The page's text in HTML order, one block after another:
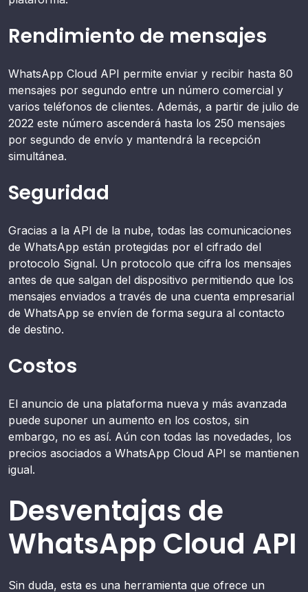
Rendimiento de mensajes
WhatsApp Cloud API permite enviar y recibir hasta 80
mensajes por segundo entre un número comercial y
varios teléfonos de clientes. Además, a partir de julio de
2022 este número ascenderá hasta los 250 mensajes
por segundo de envío y mantendrá la recepción
simultánea.
Seguridad
Gracias a la API de la nube, todas las comunicaciones
de WhatsApp están protegidas por el cifrado del
protocolo Signal. Un protocolo que cifra los mensajes
antes de que salgan del dispositivo permitiendo que los
mensajes enviados a través de una cuenta empresarial
de WhatsApp se envíen de forma segura al contacto
de destino.
Costos
El anuncio de una plataforma nueva y más avanzada
puede suponer un aumento en los costos, sin
embargo, no es así. Aún con todas las novedades, los
precios asociados a WhatsApp Cloud API se mantienen
igual.
Desventajas de
WhatsApp Cloud API
Sin duda, esta es una herramienta que ofrece un